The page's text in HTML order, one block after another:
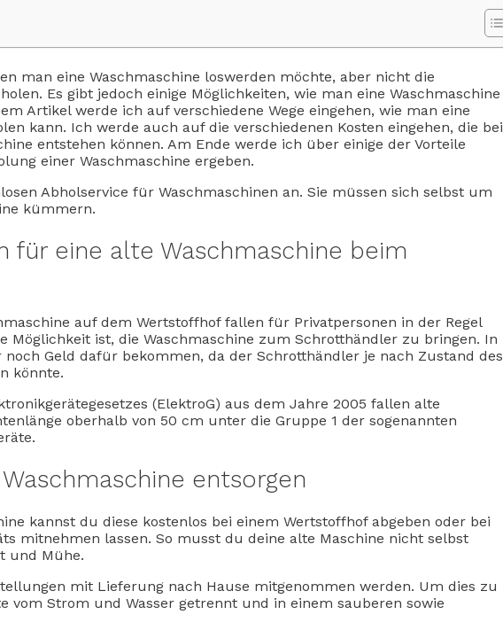
man eine Waschmaschine loswerden möchte, aber nicht die
Es gibt jedoch einige Möglichkeiten, wie man eine Waschmaschine
Artikel werde ich auf verschiedene Wege eingehen, wie man eine
kann. Ich werde auch auf die verschiedenen Kosten eingehen, die bei
entstehen können. Am Ende werde ich über einige der Vorteile
einer Waschmaschine ergeben.
Abholservice für Waschmaschinen an. Sie müssen sich selbst um
kümmern.
für eine alte Waschmaschine beim
auf dem Wertstoffhof fallen für Privatpersonen in der Regel
Möglichkeit ist, die Waschmaschine zum Schrotthändler zu bringen. In
noch Geld dafür bekommen, da der Schrotthändler je nach Zustand des
könnte.
(ElektroG) aus dem Jahre 2005 fallen alte
oberhalb von 50 cm unter die Gruppe 1 der sogenannten
entsorgen
kannst du diese kostenlos bei einem Wertstoffhof abgeben oder bei
mitnehmen lassen. So musst du deine alte Maschine nicht selbst
und Mühe.
mit Lieferung nach Hause mitgenommen werden. Um dies zu
vom Strom und Wasser getrennt und in einem sauberen sowie